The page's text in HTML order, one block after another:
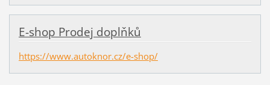
E-shop Prodej doplňků
https://www.autoknor.cz/e-shop/